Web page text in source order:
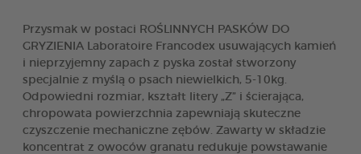
Przysmak w postaci ROŚLINNYCH PASKÓW DO
GRYZIENIA Laboratoire Francodex usuwających kamień
i nieprzyjemny zapach z pyska został stworzony
specjalnie z myślą o psach niewielkich, 5-10kg.
Odpowiedni rozmiar, kształt litery „Z” i ścierająca,
chropowata powierzchnia zapewniają skuteczne
czyszczenie mechaniczne zębów. Zawarty w składzie
koncentrat z owoców granatu redukuje powstawanie